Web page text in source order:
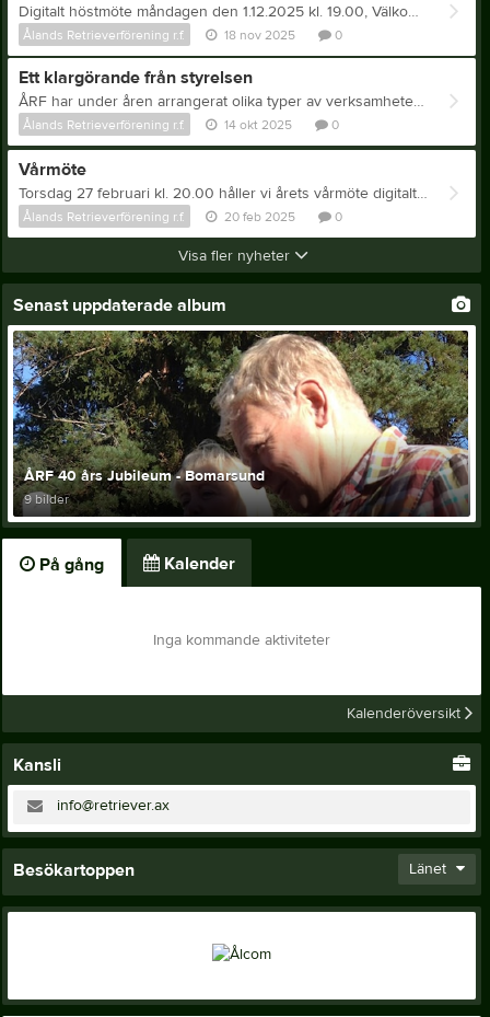
Digitalt höstmöte måndagen den 1.12.2025 kl. 19.00, Välkomna! Länk till mötet är: https://meet.google.com/dzn-xwwo-tiw
Ålands Retrieverförening r.f. 18 nov 2025 0
Ett klargörande från styrelsen
ÅRF har under åren arrangerat olika typer av verksamheter, såsom kurser, träningar, aktivitetsdagar, arr och jaktprov. I takt med att samhället har förändrats sedan föreningens grundande har även verksamheten delvis ändrat inriktning. Föreningsverksamhet har traditionellt baserats på medlemmarnas frivilliga ideella arbete med att fylla föreningen med intressant och meningsfull verksamhet. I dagens samhälle föredrar många att utnyttja de privata alternativ till föreningsliv som finns tillgängliga. Dessa erbjuder tjänster där man kan boka träningstid och instruktörer på tider det passar en själv bäst och inom de områden man själv är intresserad av. Föreningslivet är med andra ord, inte längre det enda alternativet för oss som vill utöva hundsport. Vilken är då föreningens roll idag? För att äga rätt att arrangera prov och tävlingar måste det ske inom en organisation som tillhör finska kennelklubben och i förlängningen FCI. Privata aktörer har inte rätt att ordna officiella tävlingar och prov vars resultat stambokförs. ÅRF är den lokala klubb på Åland som har rätt att ordna Retrieverjaktprov och Working Test för retrievers. Vad behöver ÅF för att upprätthålla sin verksamhet? Föreningen behöver en styrelse som kan sköta föreningens administration enligt föreningens stadgar och gällande föreningslagstiftning. Styrelsen tillsätts av föreningens medlemmar vid höstmötet och styrelsearbetet sker på ideell basis. För att ordna prov och tävlingar krävs provledare, sk ansvarig funktionär, som ansvarar för respektive evenemangs genomförande. Godkännande som ansvarig funktionär får man efter att man genomgått en kurs som genomförs i två delar. Vem som helst av föreningens medlemmar kan välja att gå utbildningen och därmed få rätt att anordna prov och tävling. Utbildningen tar två helger i anspråk och bekostas av föreningen. Varför skall man vara medlem i ÅRF? • Ditt medlemskap stöttar föreningen och ser till att det kan ordnas prov och tävling för retrievers på Åland även i framtiden. • Som medlam har du också rätt att anmäla till tävling och prov utanför Åland, vilket kräver medlemskap i en FCI-ansluten organisation. • Ditt medlemskap i föreningen är ett krav för deltagande i de aktiviteter som ordnas inom föreningen. Mvh Styrelsen
Ålands Retrieverförening r.f. 14 okt 2025 0
Vårmöte
Torsdag 27 februari kl. 20.00 håller vi årets vårmöte digitalt, länk kommer när det närmar sig. Välkomna!
Ålands Retrieverförening r.f. 20 feb 2025 0
Visa fler nyheter
Senast uppdaterade album
ÅRF 40 års Jubileum - Bomarsund
9 bilder
På gång Kalender
Inga kommande aktiviteter
Kalenderöversikt
Kansli
info@retriever.ax
Besökartoppen Länet